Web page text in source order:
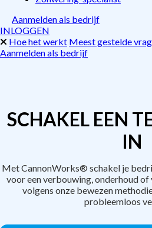
Aanmelden als bedrijf
INLOGGEN
Hoe het werkt Meest gestelde
Aanmelden als bedrijf
SCHAKEL EEN
IN
Met CannonWorks® schakel je
voor een verbouwing, onderhoud
volgens onze bewezen
probleemloos